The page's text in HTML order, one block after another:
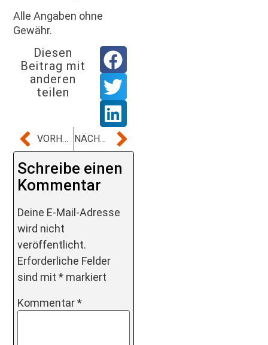
Alle Angaben ohne
Gewähr.
Diesen
Beitrag mit
anderen
teilen
VORHERIGER BEITRAG NÄCHSTER BEITRAG
Schreibe einen
Kommentar
Deine E-Mail-Adresse
wird nicht
veröffentlicht.
Erforderliche Felder
sind mit* markiert
Kommentar*